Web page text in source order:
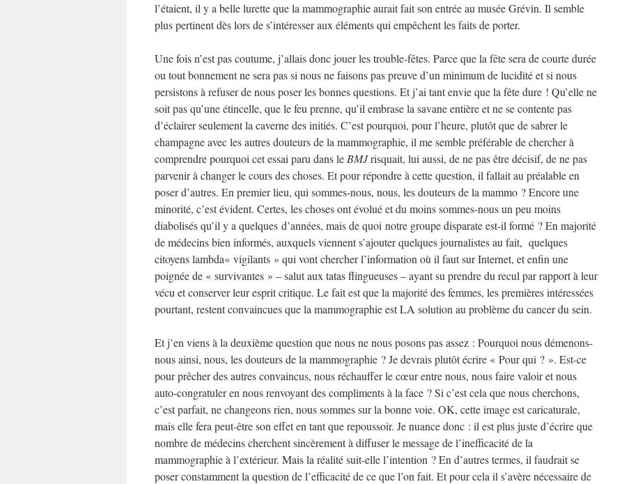
l’étaient, il y a belle lurette que la mammographie aurait fait son entrée au musée Grévin. Il semble
plus pertinent dès lors de s’intéresser aux éléments qui empêchent les faits de porter.
Une fois n’est pas coutume, j’allais donc jouer les trouble-fêtes. Parce que la fête sera de courte durée
ou tout bonnement ne sera pas si nous ne faisons pas preuve d’un minimum de lucidité et si nous
persistons à refuser de nous poser les bonnes questions. Et j’ai tant envie que la fête dure ! Qu’elle ne
soit pas qu’une étincelle, que le feu prenne, qu’il embrase la savane entière et ne se contente pas
d’éclairer seulement la caverne des initiés. C’est pourquoi, pour l’heure, plutôt que de sabrer le
champagne avec les autres douteurs de la mammographie, il me semble préférable de chercher à
comprendre pourquoi cet essai paru dans le BMJrisquait, lui aussi, de ne pas être décisif, de ne pas
parvenir à changer le cours des choses. Et pour répondre à cette question, il fallait au préalable en
poser d’autres. En premier lieu, qui sommes-nous, nous, les douteurs de la mammo ? Encore une
minorité, c’est évident. Certes, les choses ont évolué et du moins sommes-nous un peu moins
diabolisés qu’il y a quelques d’années, mais de quoi notre groupe disparate est-il formé ? En majorité
de médecins bien informés, auxquels viennent s’ajouter quelques journalistes au fait, quelques
citoyens lambda« vigilants » qui vont chercher l’information où il faut sur Internet, et enfin une
poignée de « survivantes » – salut aux tatas flingueuses – ayant su prendre du recul par rapport à leur
vécu et conserver leur esprit critique. Le fait est que la majorité des femmes, les premières intéressées
pourtant, restent convaincues que la mammographie est LA solution au problème du cancer du sein.
Et j’en viens à la deuxième question que nous ne nous posons pas assez : Pourquoi nous démenons-
nous ainsi, nous, les douteurs de la mammographie ? Je devrais plutôt écrire « Pour qui ? ». Est-ce
pour prêcher des autres convaincus, nous réchauffer le cœur entre nous, nous faire valoir et nous
auto-congratuler en nous renvoyant des compliments à la face ? Si c’est cela que nous cherchons,
c’est parfait, ne changeons rien, nous sommes sur la bonne voie. OK, cette image est caricaturale,
mais elle fera peut-être son effet en tant que repoussoir. Je nuance donc : il est plus juste d’écrire que
nombre de médecins cherchent sincèrement à diffuser le message de l’inefficacité de la
mammographie à l’extérieur. Mais la réalité suit-elle l’intention ? En d’autres termes, il faudrait se
poser constamment la question de l’efficacité de ce que l’on fait. Et pour cela il s’avère nécessaire de